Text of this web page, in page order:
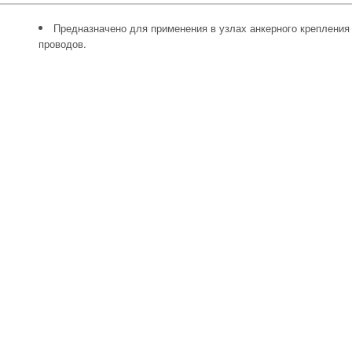
Предназначено для применения в узлах анкерного
проводов.